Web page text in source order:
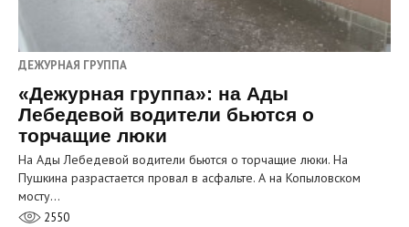
ДЕЖУРНАЯ ГРУППА
«Дежурная группа»: на Ады
Лебедевой водители бьются о
торчащие люки
На Ады Лебедевой водители бьются о торчащие люки. На
Пушкина разрастается провал в асфальте. А на Копыловском
мосту…
2550